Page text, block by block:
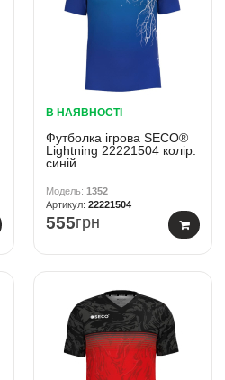
В НАЯВНОСТІ
Футболка ігрова SECO®
Lightning 22221504 колiр:
синій
1352
22221504
555грн